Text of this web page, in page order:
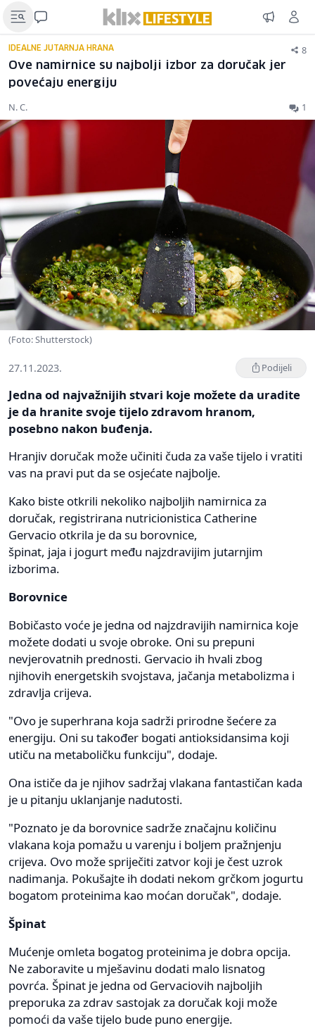
IDEALNE JUTARNJA HRANA 8
Ove namirnice su najbolji izbor za doručak jer
povećaju energiju
N. C. 1
(Foto: Shutterstock)
27.11.2023. Podijeli
Jedna od najvažnijih stvari koje možete da uradite
je da hranite svoje tijelo zdravom hranom,
posebno nakon buđenja.
Hranjiv doručak može učiniti čuda za vaše tijelo i vratiti
vas na pravi put da se osjećate najbolje.
Kako biste otkrili nekoliko najboljih namirnica za
doručak, registrirana nutricionistica Catherine
Gervacio otkrila je da su borovnice,
špinat, jaja i jogurt među najzdravijim jutarnjim
izborima.
Borovnice
Bobičasto voće je jedna od najzdravijih namirnica koje
možete dodati u svoje obroke. Oni su prepuni
nevjerovatnih prednosti. Gervacio ih hvali zbog
njihovih energetskih svojstava, jačanja metabolizma i
zdravlja crijeva.
"Ovo je superhrana koja sadrži prirodne šećere za
energiju. Oni su također bogati antioksidansima koji
utiču na metaboličku funkciju", dodaje.
Ona ističe da je njihov sadržaj vlakana fantastičan kada
je u pitanju uklanjanje nadutosti.
"Poznato je da borovnice sadrže značajnu količinu
vlakana koja pomažu u varenju i boljem pražnjenju
crijeva. Ovo može spriječiti zatvor koji je čest uzrok
nadimanja. Pokušajte ih dodati nekom grčkom jogurtu
bogatom proteinima kao moćan doručak", dodaje.
Špinat
Mućenje omleta bogatog proteinima je dobra opcija.
Ne zaboravite u mješavinu dodati malo lisnatog
povrća. Špinat je jedna od Gervaciovih najboljih
preporuka za zdrav sastojak za doručak koji može
pomoći da vaše tijelo bude puno energije.